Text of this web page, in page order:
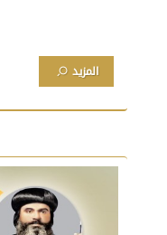
المزيد